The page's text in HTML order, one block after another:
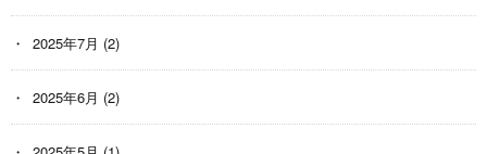
2025年7月 (2)
2025年6月 (2)